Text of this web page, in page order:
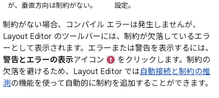
が、垂直方向は制約がない。
設定。
制約がない場合、コンパイル エラーは発生しませんが、
Layout Editor のツールバーには、制約が欠落しているエラ
ーとして表示されます。エラーまたは警告を表示するには、
警告とエラーの表示アイコン
をクリックします。制約の
欠落を避けるため、Layout Editor では自動接続と制約の推
測の機能を使って自動的に制約を追加することができます。